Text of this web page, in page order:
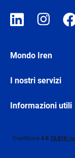
Mondo Iren
I nostri servizi
Informazioni utili